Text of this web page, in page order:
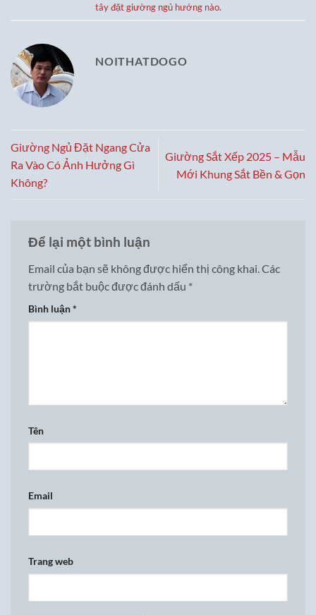
tây đặt giường ngủ hướng nào.
NOITHATDOGO
Giường Ngủ Đặt Ngang Cửa
Ra Vào Có Ảnh Hưởng Gì
Không?
Giường Sắt Xếp 2025 – Mẫu
Mới Khung Sắt Bền & Gọn
Để lại một bình luận
Email của bạn sẽ không được hiển thị công khai. Các
trường bắt buộc được đánh dấu *
Bình luận*
Tên
Email
Trang web